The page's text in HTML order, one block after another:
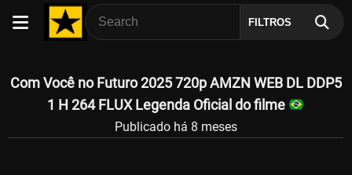
FILTROS
Com Você no Futuro 2025 720p AMZN WEB DL DDP5
1 H 264 FLUX Legenda Oficial do filme
Publicado há 8 meses